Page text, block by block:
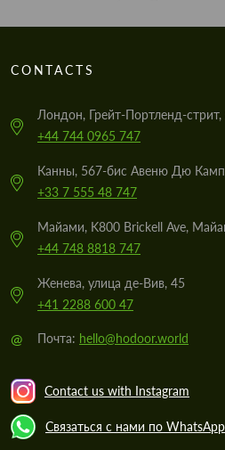
CONTACTS
Лондон, Грейт-Портленд-стрит,
+44 744 0965 747
Канны, 567-бис Авеню Дю
+33 7 555 48 747
Майами, K800 Brickell Ave,
+44 748 8818 747
Женева, улица де-Вив, 45
+41 2288 600 47
@ Почта: hello@hodoor.world
Contact us with Instagram
Связаться с нами по WhatsApp